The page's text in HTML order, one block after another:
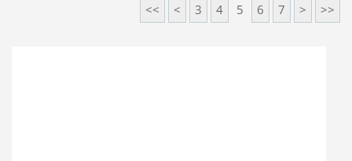
<< < 3 4 5 6 7 > >>